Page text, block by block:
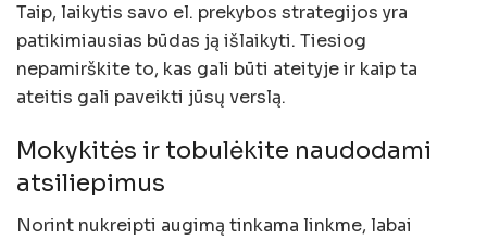
Taip, laikytis savo el. prekybos strategijos yra
patikimiausias būdas ją išlaikyti. Tiesiog
nepamirškite to, kas gali būti ateityje ir kaip ta
ateitis gali paveikti jūsų verslą.
Mokykitės ir tobulėkite naudodami
atsiliepimus
Norint nukreipti augimą tinkama linkme, labai